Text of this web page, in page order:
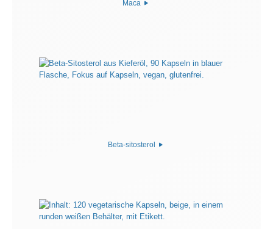
Maca
Beta-sitosterol